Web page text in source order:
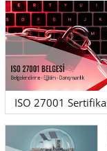
ISO 27001